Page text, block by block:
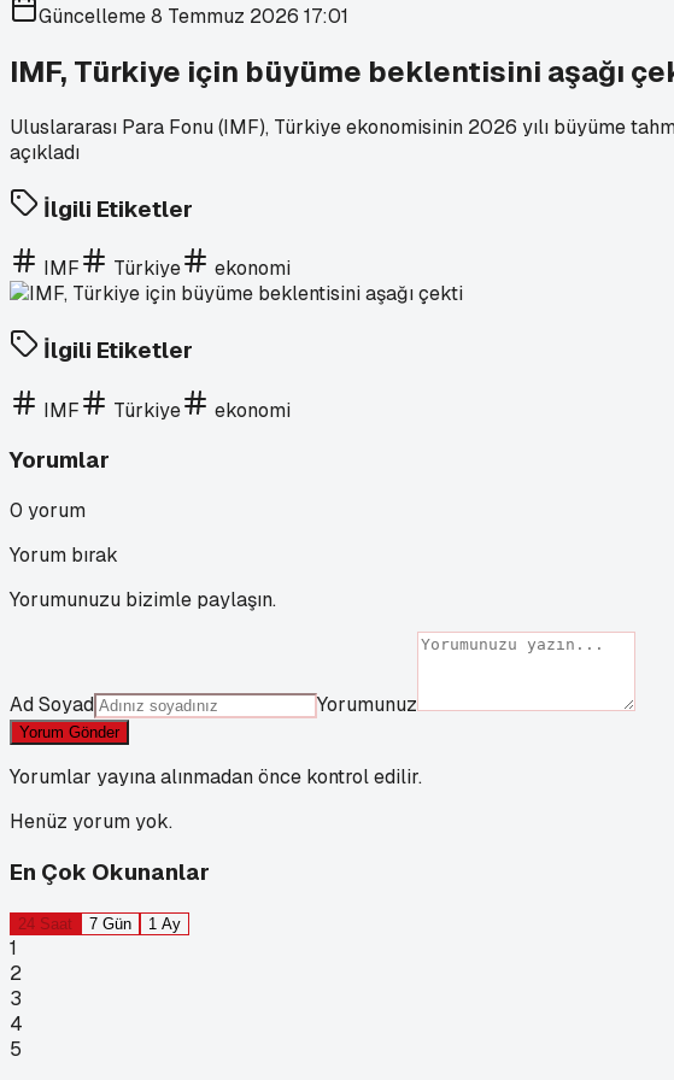
Güncelleme8 Temmuz 2026 17:01
IMF, Türkiye için büyüme beklentisini aşağı
Uluslararası Para Fonu (IMF), Türkiye ekonomisinin 2026 yılı büyüme
açıkladı
İlgili Etiketler
IMF Türkiye ekonomi
İlgili Etiketler
IMF Türkiye ekonomi
Yorumlar
0 yorum
Yorum bırak
Yorumunuzu bizimle paylaşın.
Ad Soyad Yorumunuz
Yorum Gönder
Yorumlar yayına alınmadan önce kontrol edilir.
Henüz yorum yok.
En Çok Okunanlar
24 Saat 7 Gün 1 Ay
1
2
3
4
5